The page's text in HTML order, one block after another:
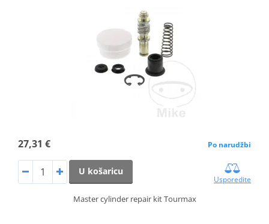
27,31 € Po narudžbi
U košaricu
Usporedite
Master cylinder repair kit Tourmax